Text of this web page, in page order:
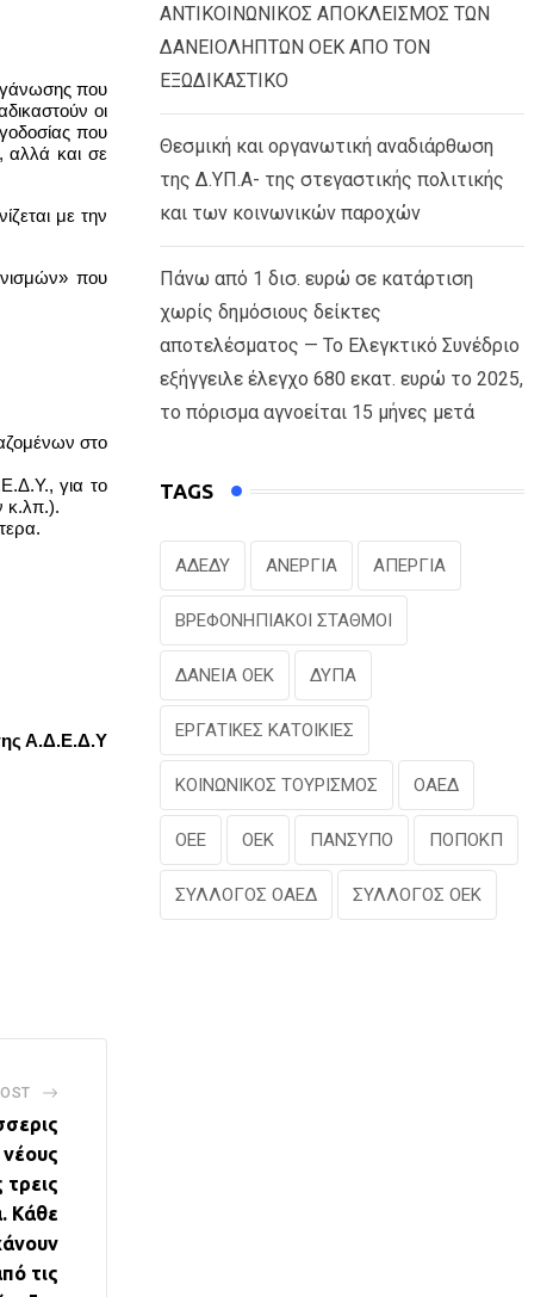
που
οι
που
αλλά και σε
με την
που
στο
για το
κ.λπ.).
Α.Δ.Ε.Δ.Υ
τρεις
Κάθε
τις
ΑΝΤΙΚΟΙΝΩΝΙΚΟΣ ΑΠΟΚΛΕΙΣΜΟΣ ΤΩΝ
ΔΑΝΕΙΟΛΗΠΤΩΝ ΟΕΚ ΑΠΟ ΤΟΝ
ΕΞΩΔΙΚΑΣΤΙΚΟ
Θεσμική και οργανωτική αναδιάρθωση
της Δ.ΥΠ.Α- της στεγαστικής πολιτικής
και των κοινωνικών παροχών
Πάνω από 1 δισ. ευρώ σε κατάρτιση
χωρίς δημόσιους δείκτες
αποτελέσματος — Το Ελεγκτικό Συνέδριο
εξήγγειλε έλεγχο 680 εκατ. ευρώ το 2025,
το πόρισμα αγνοείται 15 μήνες μετά
TAGS
ΑΔΕΔΥ ΑΝΕΡΓΙΑ ΑΠΕΡΓΙΑ
ΒΡΕΦΟΝΗΠΙΑΚΟΙ ΣΤΑΘΜΟΙ
ΔΑΝΕΙΑ ΟΕΚ ΔΥΠΑ
ΕΡΓΑΤΙΚΕΣ ΚΑΤΟΙΚΙΕΣ
ΚΟΙΝΩΝΙΚΟΣ ΤΟΥΡΙΣΜΟΣ ΟΑΕΔ
ΟΕΕ ΟΕΚ ΠΑΝΣΥΠΟ ΠΟΠΟΚΠ
ΣΥΛΛΟΓΟΣ ΟΑΕΔ ΣΥΛΛΟΓΟΣ ΟΕΚ